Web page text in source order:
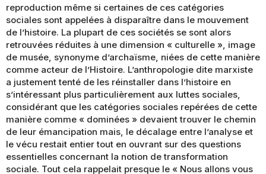
reproduction même si certaines de ces catégories
sociales sont appelées à disparaître dans le mouvement
de l’histoire. La plupart de ces sociétés se sont alors
retrouvées réduites à une dimension « culturelle », image
de musée, synonyme d’archaïsme, niées de cette manière
comme acteur de l’Histoire. L’anthropologie dite marxiste
a justement tenté de les réinstaller dans l’histoire en
s’intéressant plus particulièrement aux luttes sociales,
considérant que les catégories sociales repérées de cette
manière comme « dominées » devaient trouver le chemin
de leur émancipation mais, le décalage entre l’analyse et
le vécu restait entier tout en ouvrant sur des questions
essentielles concernant la notion de transformation
sociale. Tout cela rappelait presque le « Nous allons vous